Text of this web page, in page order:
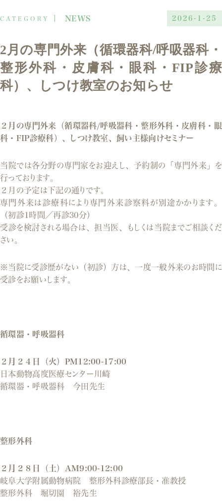
NEWS 2026-1-25
2月の専門外来（循環器科/呼吸器科・
整形外科・皮膚科・眼科・FIP診療
科）、しつけ教室のお知らせ
２月の専門外来（循環器科/呼吸器科・整形外科・皮膚科・眼
科・FIP診療科）、しつけ教室、飼い主様向けセミナー
当院では各分野の専門家をお迎えし、予約制の「専門外来」を
行っております。
２月の予定は下記の通りです。
専門外来は診療科により専門外来診察料が別途かかります。
（初診1時間／再診30分）
受診を検討される場合は、担当医、もしくは当院までご相談くだ
さい。
※当院に受診歴がない（初診）方は、一度一般外来のお時間に
受診をお願いします。
循環器・呼吸器科
２月２４日（火）PM12:00-17:00
日本動物高度医療センター川崎
循環器・呼吸器科 今田先生
整形外科
２月２８日（土）AM9:00-12:00
岐阜大学附属動物病院 整形外科診療部長・准教授
整形外科 堀切園 裕先生